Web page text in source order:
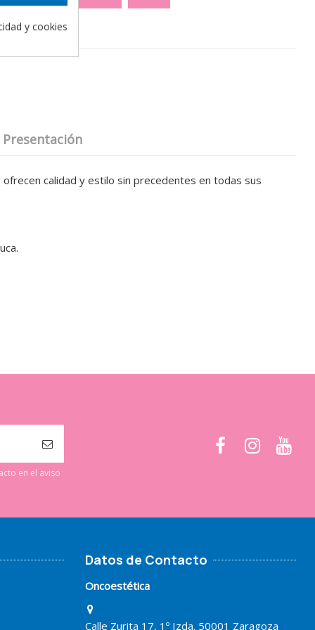
Presentación
calidad y estilo sin precedentes en todas sus
en el aviso
Datos de Contacto
Oncoestética
Calle Zurita 17, 1º Izda. 50001 Zaragoza
y cookies